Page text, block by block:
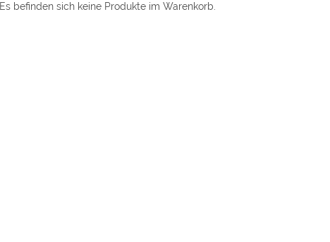
Es befinden sich keine Produkte im Warenkorb.